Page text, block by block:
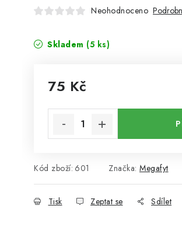
Neohodnoceno
Skladem (5 ks)
75 Kč
Kód zboží: 601 Značka: Megafyt
Tisk Zeptat se Sdílet